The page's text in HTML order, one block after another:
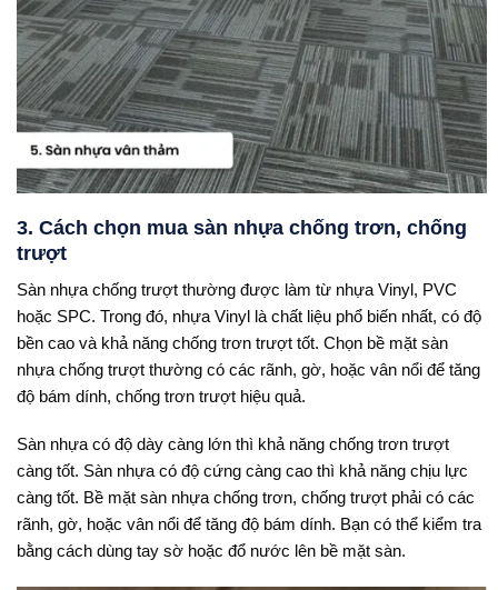
3. Cách chọn mua sàn nhựa chống trơn, chống
trượt
Sàn nhựa chống trượt thường được làm từ nhựa Vinyl, PVC
hoặc SPC. Trong đó, nhựa Vinyl là chất liệu phổ biến nhất, có độ
bền cao và khả năng chống trơn trượt tốt. Chọn bề mặt sàn
nhựa chống trượt thường có các rãnh, gờ, hoặc vân nổi để tăng
độ bám dính, chống trơn trượt hiệu quả.
Sàn nhựa có độ dày càng lớn thì khả năng chống trơn trượt
càng tốt. Sàn nhựa có độ cứng càng cao thì khả năng chịu lực
càng tốt. Bề mặt sàn nhựa chống trơn, chống trượt phải có các
rãnh, gờ, hoặc vân nổi để tăng độ bám dính. Bạn có thể kiểm tra
bằng cách dùng tay sờ hoặc đổ nước lên bề mặt sàn.